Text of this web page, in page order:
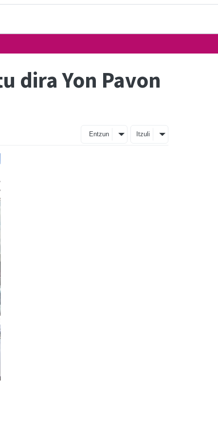
dira Yon Pavon
Entzun Itzuli